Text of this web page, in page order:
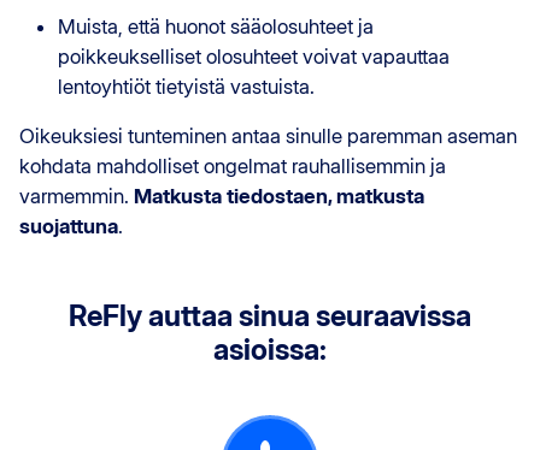
Muista, että huonot sääolosuhteet ja
poikkeukselliset olosuhteet voivat vapauttaa
lentoyhtiöt tietyistä vastuista.
Oikeuksiesi tunteminen antaa sinulle paremman aseman
kohdata mahdolliset ongelmat rauhallisemmin ja
varmemmin. Matkusta tiedostaen, matkusta
suojattuna.
ReFly auttaa sinua seuraavissa
asioissa: